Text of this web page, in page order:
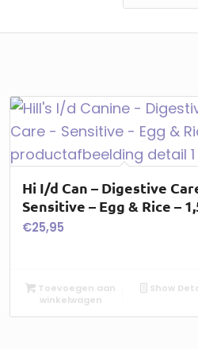
Hi I/d Can – Digestive
Sensitive – Egg & Rice –
€25,95
Toevoegen aan
winkelwagen
Show